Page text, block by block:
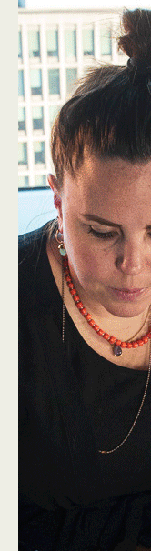
1 4
Eerst ff
laptop!)